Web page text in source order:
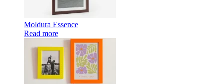
Moldura Essence
Read more